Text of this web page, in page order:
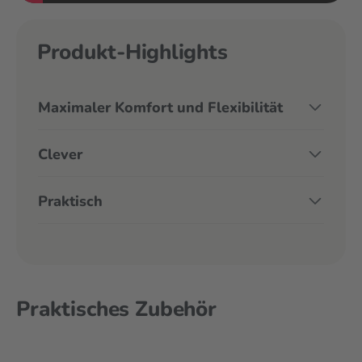
Produkt-Highlights
Maximaler Komfort und Flexibilität
Clever
Praktisch
Praktisches Zubehör